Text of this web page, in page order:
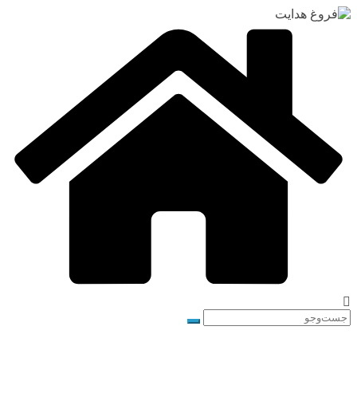
رفتن